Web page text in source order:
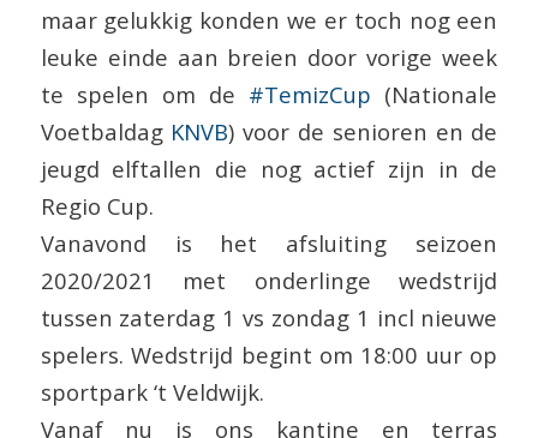
maar gelukkig konden we er toch nog een
leuke einde aan breien door vorige week
te spelen om de #TemizCup (Nationale
Voetbaldag KNVB) voor de senioren en de
jeugd elftallen die nog actief zijn in de
Regio Cup.
Vanavond is het afsluiting seizoen
2020/2021 met onderlinge wedstrijd
tussen zaterdag 1 vs zondag 1 incl nieuwe
spelers. Wedstrijd begint om 18:00 uur op
sportpark ‘t Veldwijk.
Vanaf nu is ons kantine en terras